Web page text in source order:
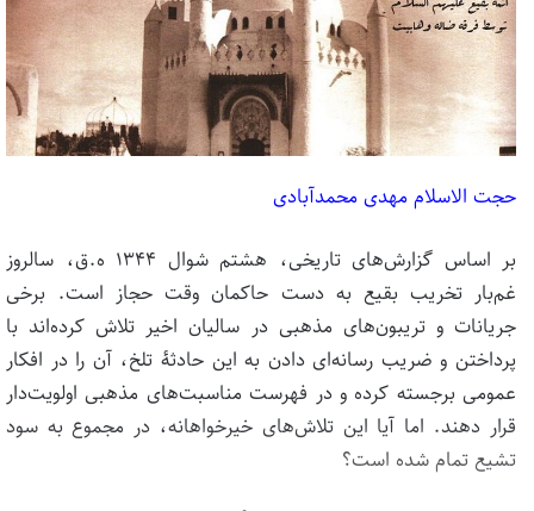
حجت الاسلام مهدی محمدآبادی
بر اساس گزارش‌های تاریخی، هشتم شوال ۱۳۴۴ ه.ق، سالروز
غم‌بار تخریب بقیع به دست حاکمان وقت حجاز است. برخی
جریانات و تریبون‌های مذهبی در سالیان اخیر تلاش کرده‌اند با
پرداختن و ضریب رسانه‌ای دادن به این حادثۀ تلخ، آن را در افکار
عمومی برجسته کرده و در فهرست مناسبت‌های مذهبی اولویت‌دار
قرار دهند. اما آیا این تلاش‌های خیرخواهانه، در مجموع به سود
تشیع تمام شده است؟